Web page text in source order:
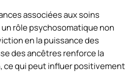
associées aux soins
rôle psychosomatique non
en la puissance des
des ancêtres renforce la
ce qui peut influer positivement